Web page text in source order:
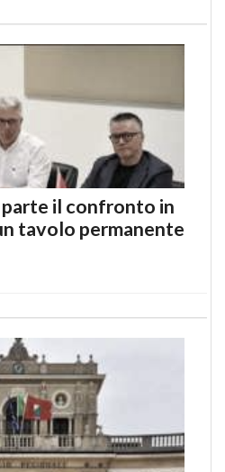
parte il confronto in
tavolo permanente